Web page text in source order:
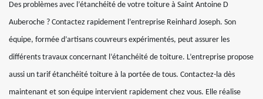
Des problèmes avec l’étanchéité de votre toiture à Saint Antoine D
Auberoche ? Contactez rapidement l’entreprise Reinhard Joseph. Son
équipe, formée d’artisans couvreurs expérimentés, peut assurer les
différents travaux concernant l’étanchéité de toiture. L’entreprise propose
aussi un tarif étanchéité toiture à la portée de tous. Contactez-la dès
maintenant et son équipe intervient rapidement chez vous. Elle réalise